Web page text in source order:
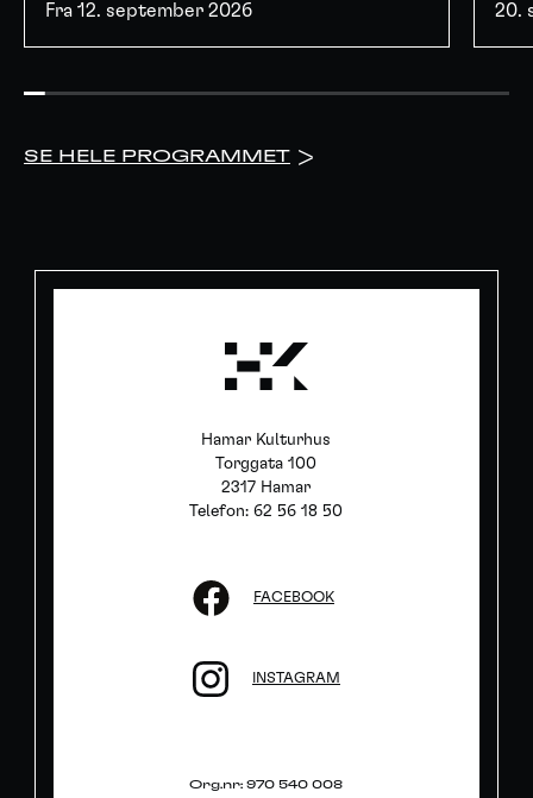
Fra 12. september 2026 20.
SE HELE PROGRAMMET >
Hamar Kulturhus
Torggata 100
2317 Hamar
Telefon: 62 56 18 50
FACEBOOK
INSTAGRAM
Org.nr: 970 540 008